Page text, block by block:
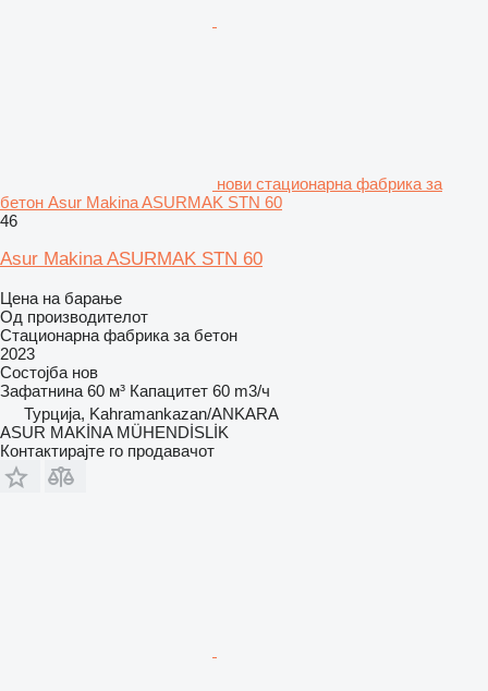
нови стационарна фабрика за
бетон Asur Makina ASURMAK STN 60
46
Asur Makina ASURMAK STN 60
Цена на барање
Од производителот
Стационарна фабрика за бетон
2023
Состојба нов
Зафатнина 60 м³ Капацитет 60 m3/ч
Турција, Kahramankazan/ANKARA
ASUR MAKİNA MÜHENDİSLİK
Контактирајте го продавачот